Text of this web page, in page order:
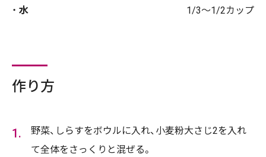
水
1/3～1/2カップ
作り方
野菜、しらすをボウルに入れ、小麦粉大さじ2を入れ
て全体をさっくりと混ぜる。